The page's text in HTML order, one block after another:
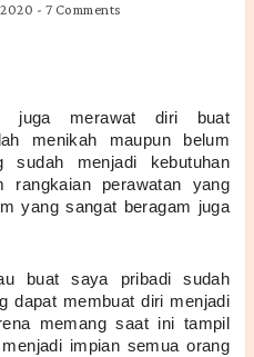
2020 - 7 Comments
juga merawat diri buat
menikah maupun belum
sudah menjadi kebutuhan
rangkaian perawatan yang
yang sangat beragam juga
buat saya pribadi sudah
dapat membuat diri menjadi
memang saat ini tampil
impian semua orang